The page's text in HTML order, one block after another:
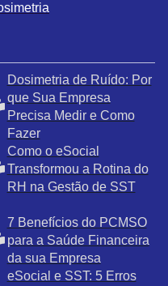
Dosimetria de Ruído: Por
que Sua Empresa
Precisa Medir e Como
Fazer
Como o eSocial
Transformou a Rotina do
RH na Gestão de SST
7 Benefícios do PCMSO
para a Saúde Financeira
da sua Empresa
eSocial e SST: 5 Erros